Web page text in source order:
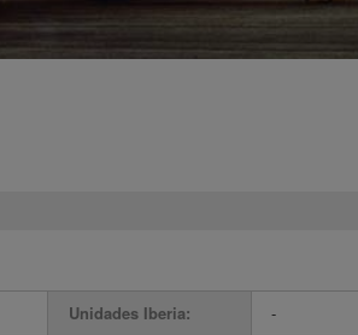
Unidades Iberia:
-